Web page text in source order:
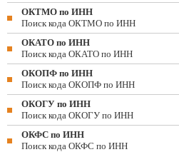
ОКТМО по ИНН
Поиск кода ОКТМО по ИНН
ОКАТО по ИНН
Поиск кода ОКАТО по ИНН
ОКОПФ по ИНН
Поиск кода ОКОПФ по ИНН
ОКОГУ по ИНН
Поиск кода ОКОГУ по ИНН
ОКФС по ИНН
Поиск кода ОКФС по ИНН